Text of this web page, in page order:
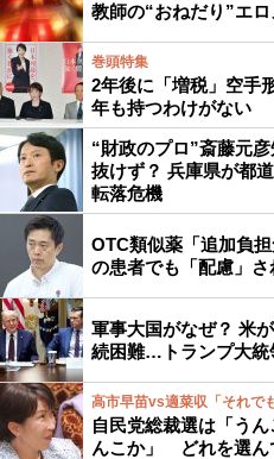
教師の“おねだり”エ
巻頭特集
2年後に「増税」空手
年も持つわけがない
“財政のプロ”斎藤元
抜けず？ 兵庫県が都
転落危機
OTC類似薬「追加負
の患者でも「配慮」さ
軍事大国がなぜ？ 米
続困難…トランプ大統
高市早苗vs適菜収「それで
自民党総裁選は「う
んこか」 どれを選ん